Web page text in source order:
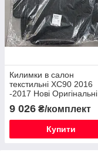
Килимки в салон
текстильні XC90 2016
-2017 Нові Оригінальні
9 026 ₴/комплект
Купити